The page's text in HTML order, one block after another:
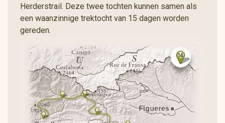
Herderstrail. Deze twee tochten kunnen samen als
een waanzinnige trektocht van 15 dagen worden
gereden.